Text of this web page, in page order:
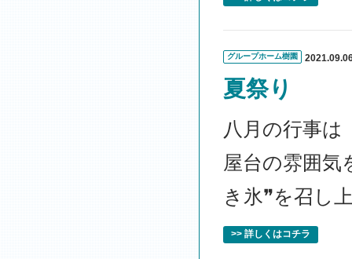
グループホーム樹園
夏祭り
八月の行事は
屋台の雰囲気
き氷❞を召し
>> 詳しくはコチラ